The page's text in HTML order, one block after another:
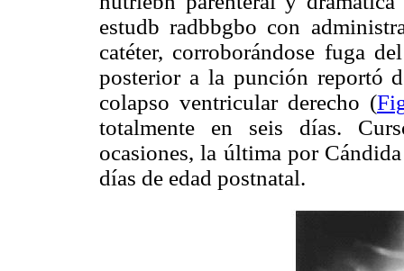
estudb radbbgbo con
catéter, corroborándose fuga
posterior a la punción reportó
colapso ventricular derecho (
totalmente en seis días.
ocasiones, la última por
días de edad postnatal.